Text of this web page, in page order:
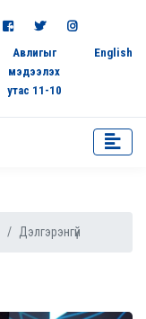
Авлигыг
мэдээлэх
утас 11-10
English
Дэлгэрэнгүй